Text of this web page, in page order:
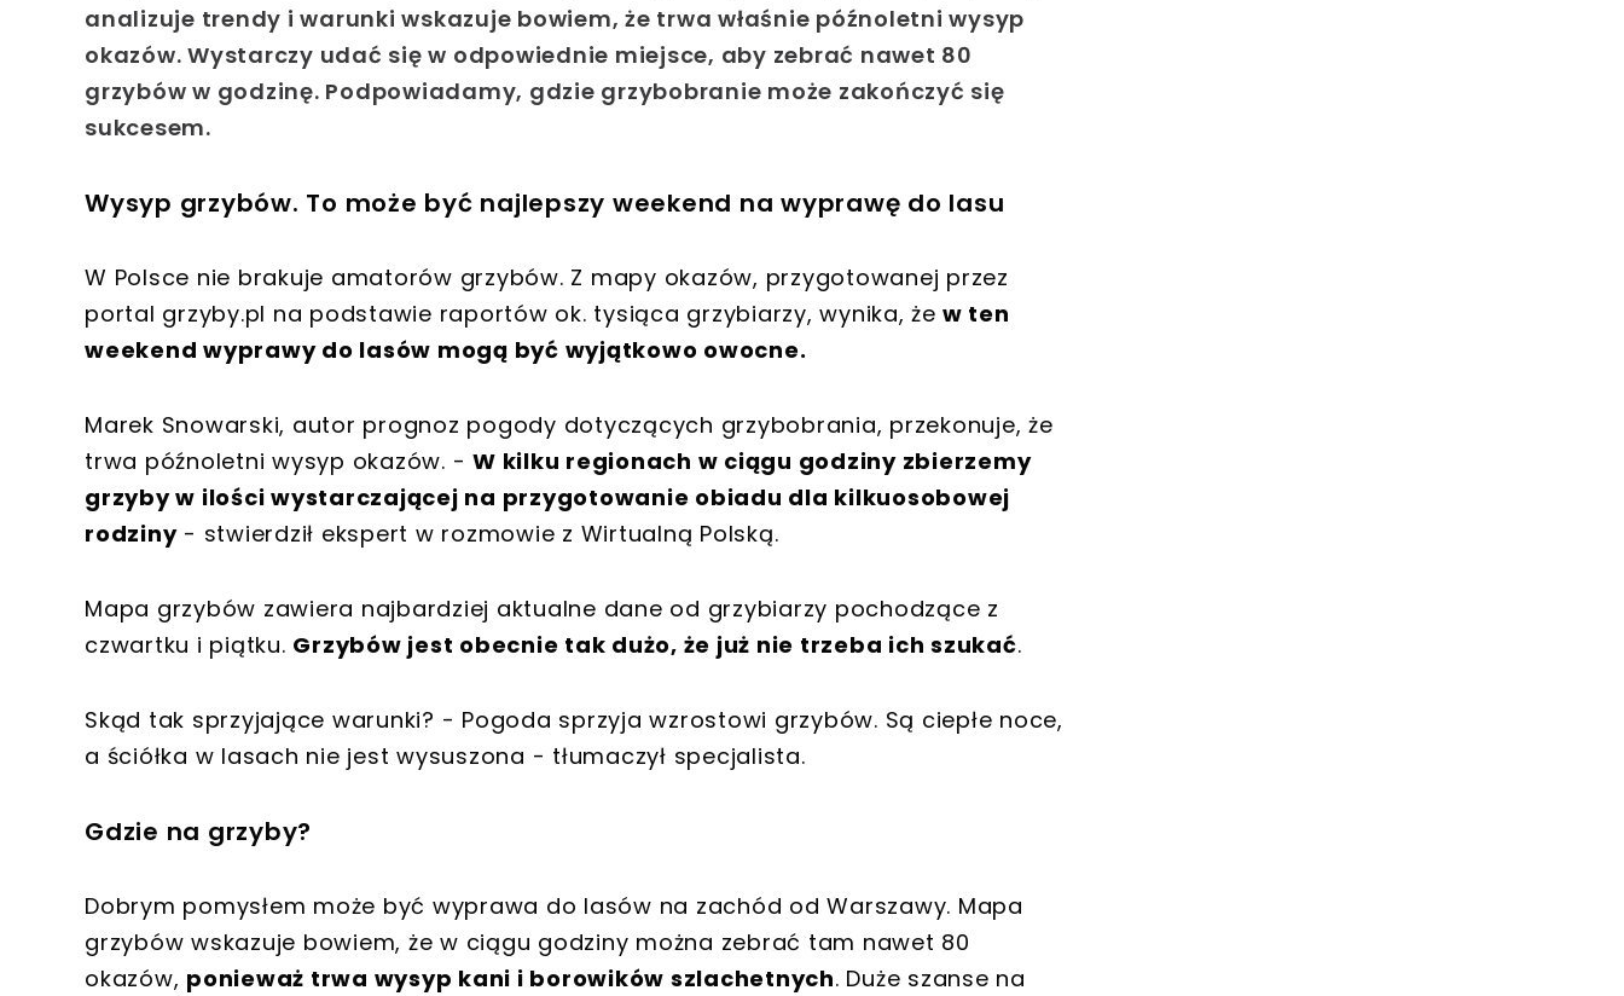
analizuje trendy i warunki wskazuje bowiem, że trwa właśnie późnoletni wysyp
okazów. Wystarczy udać się w odpowiednie miejsce, aby zebrać nawet 80
grzybów w godzinę. Podpowiadamy, gdzie grzybobranie może zakończyć się
sukcesem.
Wysyp grzybów. To może być najlepszy weekend na wyprawę do lasu
W Polsce nie brakuje amatorów grzybów. Z mapy okazów, przygotowanej przez
portal grzyby.pl na podstawie raportów ok. tysiąca grzybiarzy, wynika, że w ten
weekend wyprawy do lasów mogą być wyjątkowo owocne.
Marek Snowarski, autor prognoz pogody dotyczących grzybobrania, przekonuje, że
trwa późnoletni wysyp okazów. - W kilku regionach w ciągu godziny zbierzemy
grzyby w ilości wystarczającej na przygotowanie obiadu dla kilkuosobowej
rodziny- stwierdził ekspert w rozmowie z Wirtualną Polską.
Mapa grzybów zawiera najbardziej aktualne dane od grzybiarzy pochodzące z
czwartku i piątku. Grzybów jest obecnie tak dużo, że już nie trzeba ich szukać.
Skąd tak sprzyjające warunki? - Pogoda sprzyja wzrostowi grzybów. Są ciepłe noce,
a ściółka w lasach nie jest wysuszona - tłumaczył specjalista.
Gdzie na grzyby?
Dobrym pomysłem może być wyprawa do lasów na zachód od Warszawy. Mapa
grzybów wskazuje bowiem, że w ciągu godziny można zebrać tam nawet 80
okazów, ponieważ trwa wysyp kani i borowików szlachetnych. Duże szanse na